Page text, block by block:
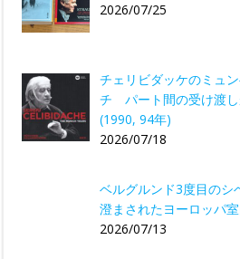
2026/07/25
チェリビダッケのミュ
チ パート間の受け渡
(1990, 94年)
2026/07/18
ベルグルンド3度目の
澄まされたヨーロッパ
2026/07/13